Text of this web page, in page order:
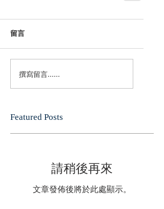
留言
撰寫留言......
Featured Posts
請稍後再來
文章發佈後將於此處顯示。